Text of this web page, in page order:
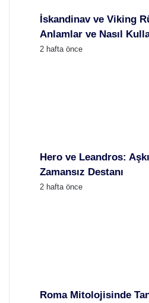
İskandinav ve Viking
Anlamlar ve Nasıl
2 hafta önce
Hero ve Leandros:
Zamansız Destanı
2 hafta önce
Roma Mitolojisinde